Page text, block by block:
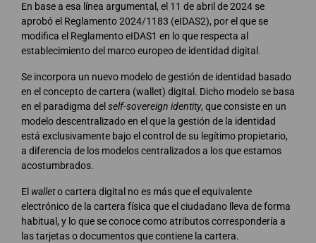
En base a esa línea argumental, el 11 de abril de 2024 se
aprobó el Reglamento 2024/1183 (eIDAS2), por el que se
modifica el Reglamento eIDAS1 en lo que respecta al
establecimiento del marco europeo de identidad digital.
Se incorpora un nuevo modelo de gestión de identidad basado
en el concepto de cartera (wallet) digital. Dicho modelo se basa
en el paradigma del self-sovereign identity, que consiste en un
modelo descentralizado en el que la gestión de la identidad
está exclusivamente bajo el control de su legítimo propietario,
a diferencia de los modelos centralizados a los que estamos
acostumbrados.
El walleto cartera digital no es más que el equivalente
electrónico de la cartera física que el ciudadano lleva de forma
habitual, y lo que se conoce como atributos correspondería a
las tarjetas o documentos que contiene la cartera.